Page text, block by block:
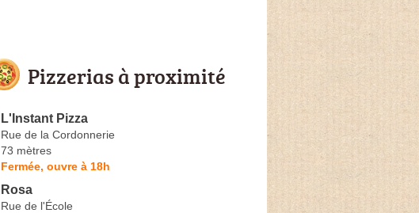
Pizzerias à proximité
L'Instant Pizza
Rue de la Cordonnerie
73 mètres
Fermée, ouvre à 18h
Rosa
Rue de l'École